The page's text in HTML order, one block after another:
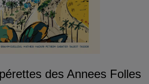
des Annees Folles